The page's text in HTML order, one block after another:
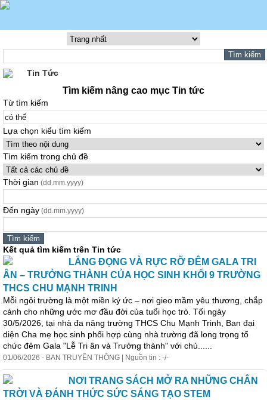
Tin Tức
Tìm kiếm nâng cao mục Tin tức
Từ tìm kiếm
Lựa chọn kiểu tìm kiếm
Tìm kiếm trong chủ đề
Thời gian (dd.mm.yyyy)
Đến ngày (dd.mm.yyyy)
Kết quả tìm kiếm trên Tin tức
LẮNG ĐỌNG VÀ RỰC RỠ ĐÊM GALA TRI
ÂN – TRƯỞNG THÀNH CỦA HỌC SINH KHỐI 9 TRƯỜNG
THCS CHU MẠNH TRINH
Mỗi ngôi trường là một miền ký ức – nơi gieo mầm yêu thương, chắp
cánh cho những ước mơ đầu đời của tuổi học trò. Tối ngày
30/5/2026, tại nhà đa năng trường THCS Chu Mạnh Trinh, Ban đại
diện Cha mẹ học sinh phối hợp cùng nhà trường đã long trọng tổ
chức đêm Gala "Lễ Tri ân và Trưởng thành" với chủ......
01/06/2026 - BAN TRUYỀN THÔNG | Nguồn tin : -/-
NƠI TRANG SÁCH MỞ RA NHỮNG CHÂN
TRỜI VÀ ĐÁNH THỨC SỨC SÁNG TẠO STEM